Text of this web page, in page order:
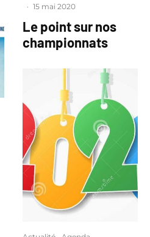
· 15 mai 2020
Le point sur nos
championnats